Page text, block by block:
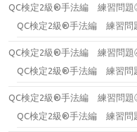
QC検定2級®手法編 練習問
QC検定2級®手法編 練習
QC検定2級®手法編 練習問
QC検定2級®手法編 練習
QC検定2級®手法編 練習問
QC検定2級®手法編 練習